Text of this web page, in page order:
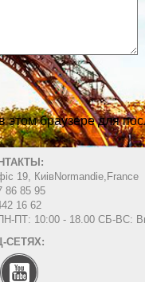
этом браузере для
19, КиівNormandie,France
86 85 95
16 62
ПТ: 10:00 - 18.00 СБ-ВС:
СЕТЯХ: